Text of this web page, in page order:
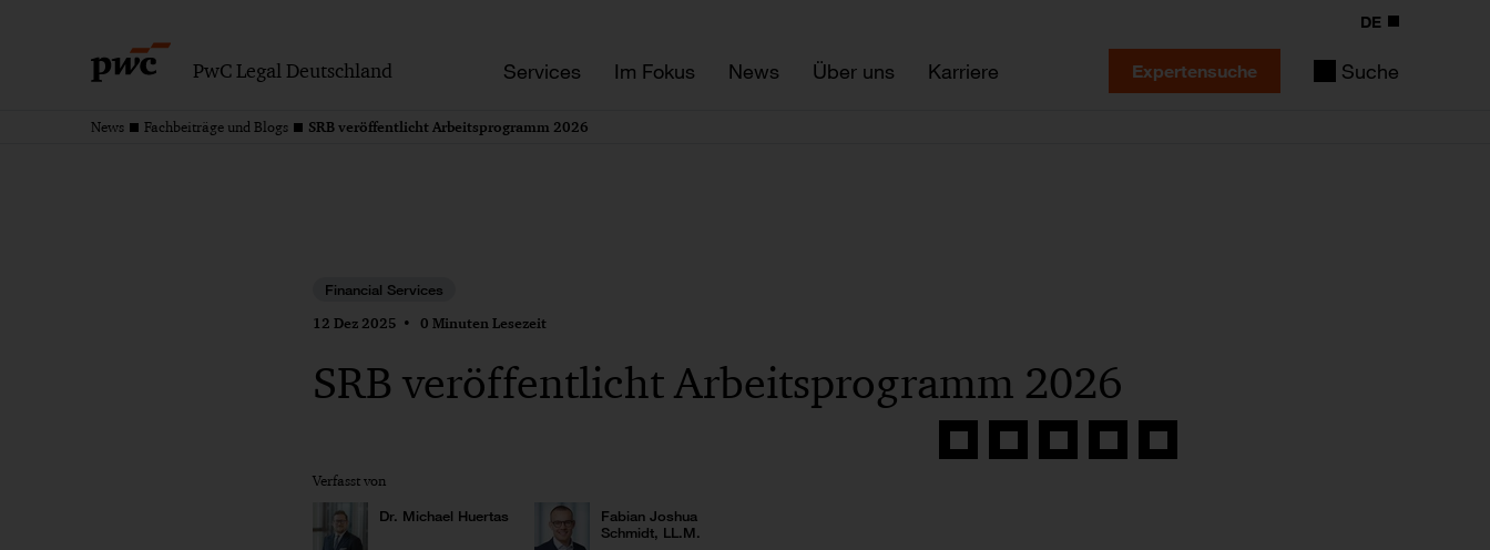
PwC Legal Deutschland Services Im Fokus News Über uns Karriere
DE
Expertensuche Suche
News Fachbeiträge und Blogs SRB veröffentlicht Arbeitsprogramm 2026
Financial Services
12 Dez 2025 0 Minuten Lesezeit
SRB veröffentlicht Arbeitsprogramm 2026
Auf
Auf
Auf
Auf
Link
Verfasst von
Dr. Michael Huertas
Fabian Joshua
Schmidt, LL.M.